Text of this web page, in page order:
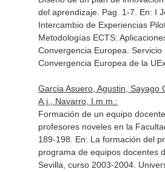
del aprendizaje. Pag. 1-7. En: I
Intercambio de Experiencias
Metodologías ECTS:
Convergencia Europea .
Convergencia Europea de la
Garcia Asuero, Agustin, Sayago
A.j., Navarro, I.m.m.:
Formación de un equipo
profesores noveles en la
189-198. En: La formación del
programa de equipos docentes
Sevilla, curso 2003-2004.